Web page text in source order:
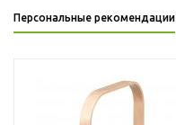
Персональные рекомендации